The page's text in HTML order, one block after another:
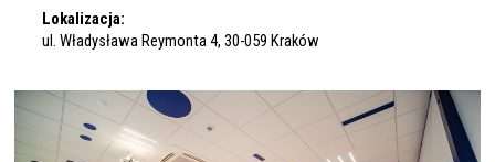
Lokalizacja:
ul. Władysława Reymonta 4, 30-059 Kraków